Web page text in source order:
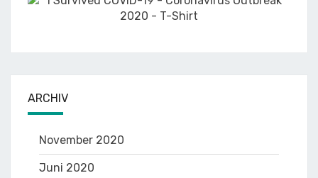
ARCHIV
November 2020
Juni 2020